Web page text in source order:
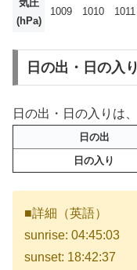
気圧
(hPa)
1009 1010 1011
日の出・日の入り
日の出・日の入りは
日の出
日の入り
■詳細（英語）
sunrise: 04:45:03
sunset: 18:42:37